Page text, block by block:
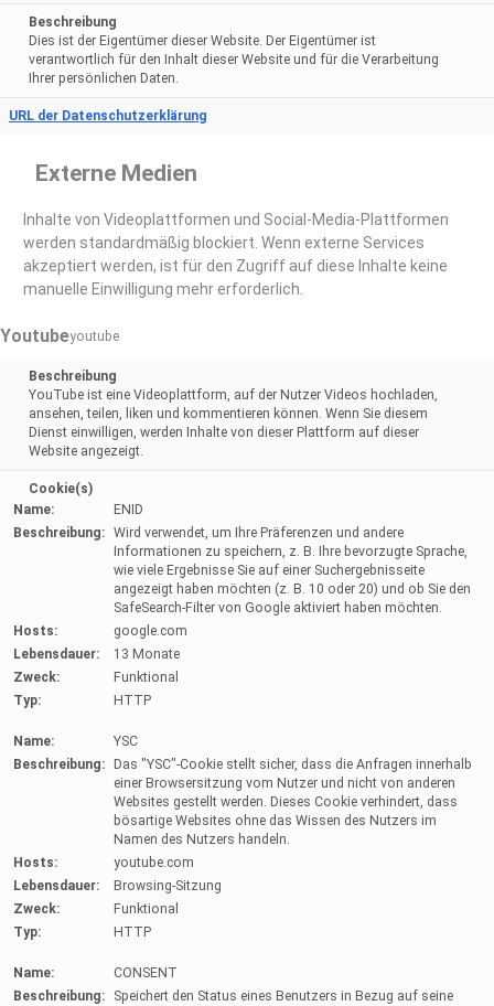
Beschreibung
Dies ist der Eigentümer dieser Website. Der Eigentümer ist
verantwortlich für den Inhalt dieser Website und für die Verarbeitung
Ihrer persönlichen Daten.
URL der Datenschutzerklärung
Externe Medien
Inhalte von Videoplattformen und Social-Media-Plattformen
werden standardmäßig blockiert. Wenn externe Services
akzeptiert werden, ist für den Zugriff auf diese Inhalte keine
manuelle Einwilligung mehr erforderlich.
Youtubeyoutube
Beschreibung
YouTube ist eine Videoplattform, auf der Nutzer Videos hochladen,
ansehen, teilen, liken und kommentieren können. Wenn Sie diesem
Dienst einwilligen, werden Inhalte von dieser Plattform auf dieser
Website angezeigt.
Cookie(s)
Name:
ENID
Beschreibung: Wird verwendet, um Ihre Präferenzen und andere
Informationen zu speichern, z. B. Ihre bevorzugte Sprache,
wie viele Ergebnisse Sie auf einer Suchergebnisseite
angezeigt haben möchten (z. B. 10 oder 20) und ob Sie den
SafeSearch-Filter von Google aktiviert haben möchten.
Hosts:
google.com
Lebensdauer:
13 Monate
Zweck:
Funktional
Typ:
HTTP
Name:
YSC
Beschreibung:
Das "YSC"-Cookie stellt sicher, dass die Anfragen innerhalb
einer Browsersitzung vom Nutzer und nicht von anderen
Websites gestellt werden. Dieses Cookie verhindert, dass
bösartige Websites ohne das Wissen des Nutzers im
Namen des Nutzers handeln.
Hosts:
youtube.com
Lebensdauer:
Browsing-Sitzung
Zweck:
Funktional
Typ:
HTTP
Name:
CONSENT
Beschreibung:
Speichert den Status eines Benutzers in Bezug auf seine